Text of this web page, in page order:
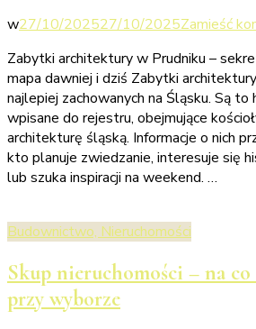
w27/10/202527/10/2025Zamieść
Zabytki architektury w Prudniku –
mapa dawniej i dziś Zabytki
najlepiej zachowanych na Śląsku. Są to
wpisane do rejestru, obejmujące
architekturę śląską. Informacje o nich
kto planuje zwiedzanie, interesuje się
lub szuka inspiracji na weekend. …
Budownictwo, Nieruchomości
Skup nieruchomości – na
przy wyborze